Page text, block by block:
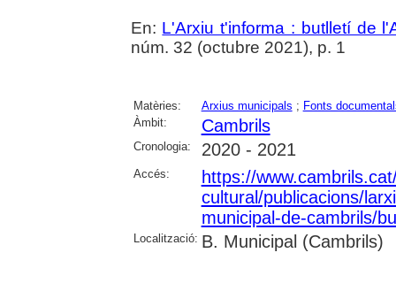
En: L'Arxiu t'informa : butlletí de
núm. 32 (octubre 2021), p. 1
Matèries: Arxius municipals ; Fonts
Àmbit:
Cambrils
Cronologia: 2020 - 2021
Accés:
https://
cultural/publicacions/
municipal-de-cambrils/
Localització: B. Municipal (Cambrils)